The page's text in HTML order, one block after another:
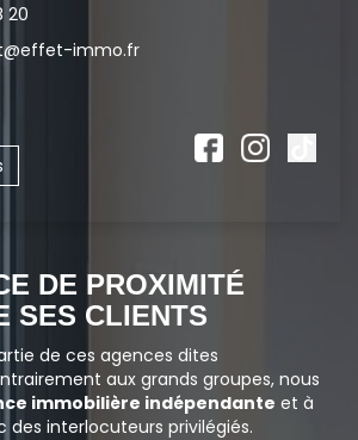
20
immo.fr
DE PROXIMITÉ
SES CLIENTS
de ces agences dites
aux grands groupes, nous
immobilière indépendante et à
des interlocuteurs privilégiés.